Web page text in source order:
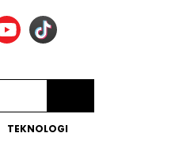
TEKNOLOGI